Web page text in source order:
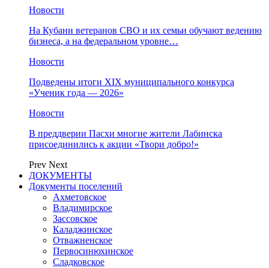
Новости
На Кубани ветеранов СВО и их семьи обучают ведению
бизнеса, а на федеральном уровне…
Новости
Подведены итоги XIX муниципального конкурса
«Ученик года — 2026»
Новости
В преддверии Пасхи многие жители Лабинска
присоединились к акции «Твори добро!»
Prev Next
ДОКУМЕНТЫ
Документы поселений
Ахметовское
Владимирское
Зассовское
Каладжинское
Отважненское
Первосинюхинское
Сладковское